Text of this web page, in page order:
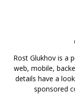
Rost Glukhov is a
web, mobile,
details have a
sponsored